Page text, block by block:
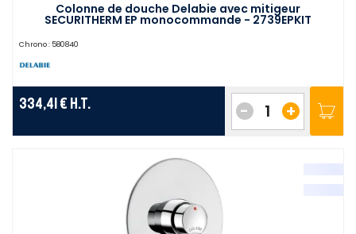
Colonne de douche Delabie avec mitigeur
SECURITHERM EP monocommande - 2739EPKIT
Chrono : 580840
334,41 € H.T. +
-